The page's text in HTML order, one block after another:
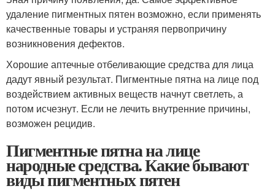
удаление пигментных пятен возможно, если применять
качественные товары и устраняя первопричину
возникновения дефектов.
Хорошие аптечные отбеливающие средства для лица
дадут явный результат. Пигментные пятна на лице под
воздействием активных веществ начнут светлеть, а
потом исчезнут. Если не лечить внутренние причины,
возможен рецидив.
Пигментные пятна на лице
народные средства. Какие бывают
виды пигментных пятен